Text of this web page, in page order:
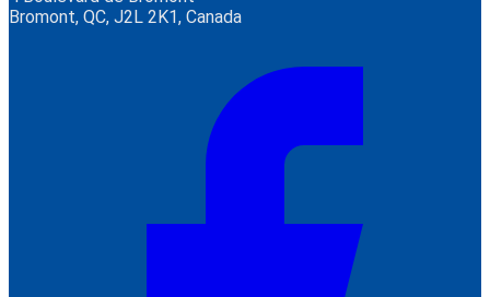
Bromont, QC, J2L 2K1, Canada